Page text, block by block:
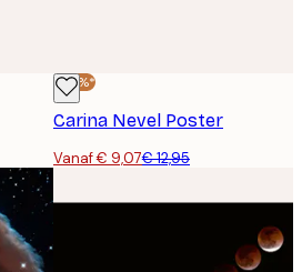
-30%*
Carina Nevel Poster
Vanaf € 9,07€ 12,95